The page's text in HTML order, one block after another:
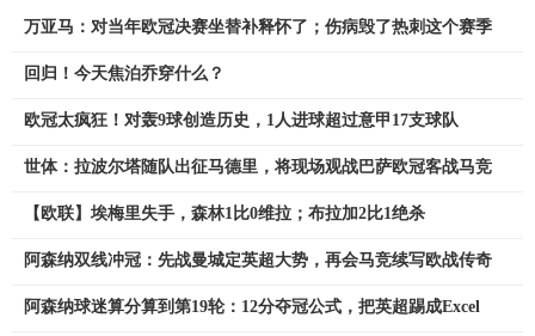
万亚马：对当年欧冠决赛坐替补释怀了；伤病毁了热刺这个赛季
回归！今天焦泊乔穿什么？
欧冠太疯狂！对轰9球创造历史，1人进球超过意甲17支球队
世体：拉波尔塔随队出征马德里，将现场观战巴萨欧冠客战马竞
【欧联】埃梅里失手，森林1比0维拉；布拉加2比1绝杀
阿森纳双线冲冠：先战曼城定英超大势，再会马竞续写欧战传奇
阿森纳球迷算分算到第19轮：12分夺冠公式，把英超踢成Excel